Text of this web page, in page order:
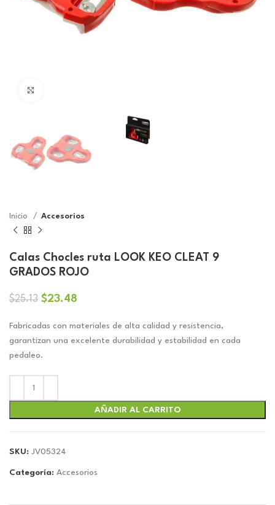
Inicio Accesorios
Calas Chocles ruta LOOK KEO CLEAT 9
GRADOS ROJO
$25.13 El
original
era:
$25.13.
$23.48
actual
es:
Fabricadas con materiales de alta calidad y resistencia,
garantizan una excelente durabilidad y estabilidad en cada
pedaleo.
AÑADIR AL CARRITO
SKU: JV05324
Categoría: Accesorios